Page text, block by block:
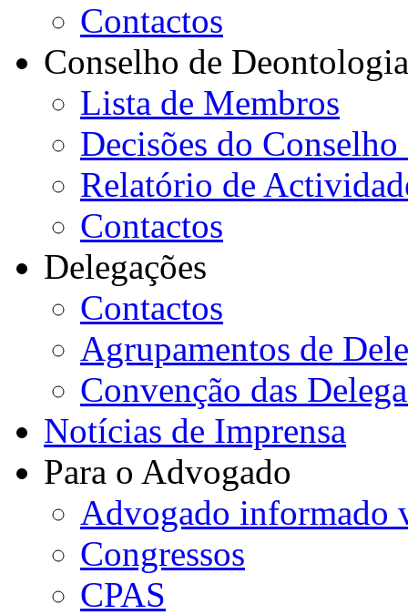
Contactos
Conselho de Deontologia
Lista de Membros
Decisões do
Relatório de
Contactos
Delegações
Contactos
Agrupamentos de
Convenção das
Notícias de Imprensa
Para o Advogado
Advogado informado
Congressos
CPAS